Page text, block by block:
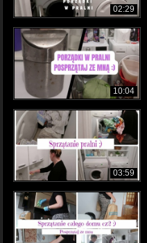
02:29
10:04
03:59